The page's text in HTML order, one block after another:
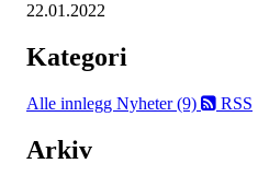
22.01.2022
Kategori
Alle innlegg Nyheter (9) RSS
Arkiv